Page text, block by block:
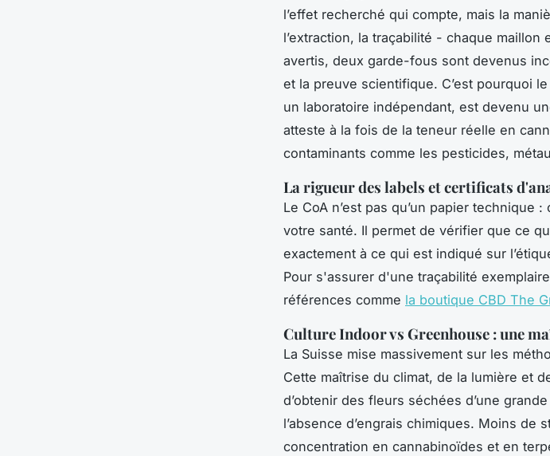
l’effet recherché qui compte, mais la
l’extraction, la traçabilité - chaque
avertis, deux garde-fous sont devenus
et la preuve scientifique. C’est pourquoi
un laboratoire indépendant, est devenu
atteste à la fois de la teneur réelle en
contaminants comme les pesticides,
La rigueur des labels et certificats
Le CoA n’est pas qu’un papier technique
votre santé. Il permet de vérifier que ce
exactement à ce qui est indiqué sur
Pour s'assurer d'une traçabilité
références comme la boutique CBD The
Culture Indoor vs Greenhouse : une
La Suisse mise massivement sur les
Cette maîtrise du climat, de la lumière et
d’obtenir des fleurs séchées d’une
l’absence d’engrais chimiques. Moins de
concentration en cannabinoïdes et en